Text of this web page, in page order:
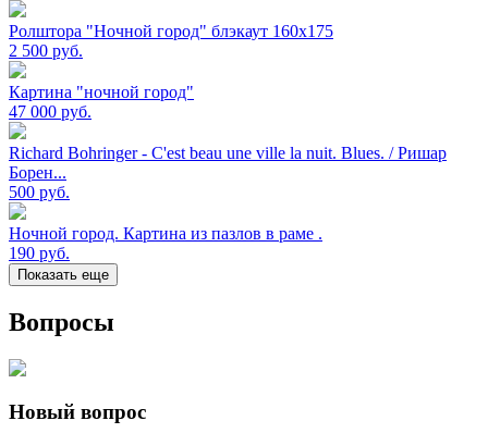
Ролштора "Ночной город" блэкаут 160х175
2 500 руб.
Картина "ночной город"
47 000 руб.
Richard Bohringer - C'est beau une ville la nuit. Blues. / Ришар
Борен...
500 руб.
Ночной город. Картина из пазлов в раме .
190 руб.
Показать еще
Вопросы
Новый вопрос